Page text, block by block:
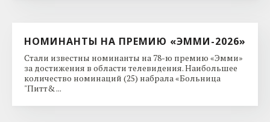
НОМИНАНТЫ НА ПРЕМИЮ «ЭММИ-2026»
Стали известны номинанты на 78-ю премию «Эмми»
за достижения в области телевидения. Наибольшее
количество номинаций (25) набрала «Больница
"Питт& ...